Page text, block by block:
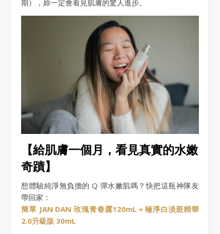
期），妳一定會看見肌膚的驚人進步。
【給肌膚一個月，看見真實的水嫩
奇蹟】
想體驗純淨無負擔的 Q 彈水嫩肌嗎？快把這瓶神隊友
帶回家：
簡單 JAN DAN 玫瑰青春露120mL＋極淨白淡斑精華
2.0升級版 30mL